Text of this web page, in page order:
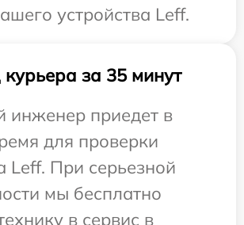
устройства Leff.
за 35 минут
инженер приедет в
для проверки
Leff. При серьезной
мы бесплатно
в сервис в